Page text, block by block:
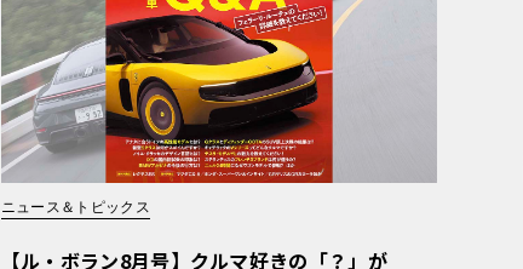
ニュース＆トピックス
【ル・ボラン8月号】クルマ好きの「？」が